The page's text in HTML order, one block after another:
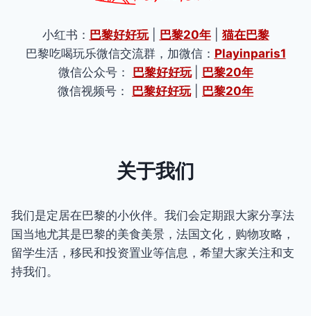
小红书： 巴黎好好玩| 巴黎20年| 猫在巴黎
巴黎吃喝玩乐微信交流群，加微信： Playinparis1
微信公众号： 巴黎好好玩
巴黎20年
微信视频号： 巴黎好好玩| 巴黎20年
关于我们
我们是定居在巴黎的小伙伴。我们会定期跟大家分享法
国当地尤其是巴黎的美食美景，法国文化，购物攻略，
留学生活，移民和投资置业等信息，希望大家关注和支
持我们。